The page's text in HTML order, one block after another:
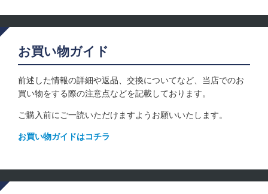
お買い物ガイド
前述した情報の詳細や返品、交換についてなど、当店でのお
買い物をする際の注意点などを記載しております。
ご購入前にご一読いただけますようお願いいたします。
お買い物ガイドはコチラ